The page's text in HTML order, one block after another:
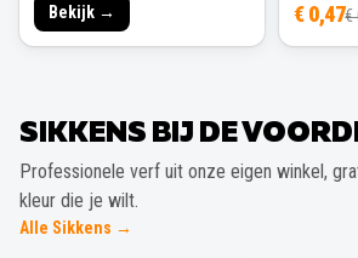
Bekijk → € 0,47€
SIKKENS BIJ DE
Professionele verf uit onze eigen winkel,
kleur die je wilt.
Alle Sikkens →